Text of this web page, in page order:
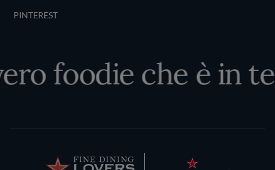
PINTEREST
foodie che è in te